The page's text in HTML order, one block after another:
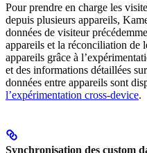
Pour prendre en charge les
depuis plusieurs appareils,
données de visiteur
appareils et la réconciliation de
appareils grâce à
et des informations détaillées
données entre appareils sont
l’expérimentation cross-device.
Synchronisation des custom